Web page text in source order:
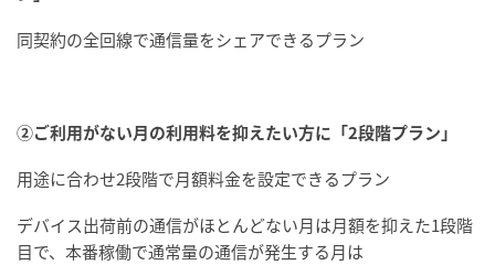
同契約の全回線で通信量をシェアできるプラン
②ご利用がない月の利用料を抑えたい方に 「2段階プラン」
用途に合わせ2段階で月額料金を設定できるプラン
デバイス出荷前の通信がほとんどない月は月額を抑えた1段階
目で、本番稼働で通常量の通信が発生する月は